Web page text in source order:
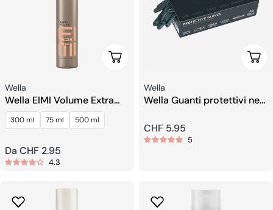
Scegli Le Opzioni
Venditore:
Wella
Wella EIMI Volume Extra
Volume Mousse
modellante
300 ml 75 ml 500 ml
Prezzo
regolare
Da CHF 2.95
4.3
Venditore:
Wella
Wella Guanti protettivi neri
Prezzo
regolare
CHF 5.95
5